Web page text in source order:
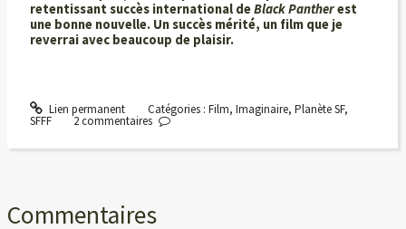
retentissant succès international deBlack Pantherest
une bonne nouvelle. Un succès mérité, un film que je
reverrai avec beaucoup de plaisir.
Lien permanent Catégories : Film, Imaginaire, Planète SF,
SFFF 2commentaires
Commentaires